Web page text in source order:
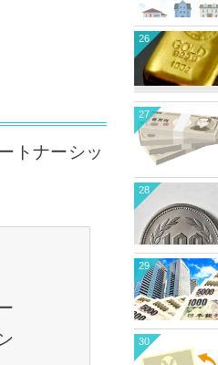
トナーシッ
26
27
28
29
30